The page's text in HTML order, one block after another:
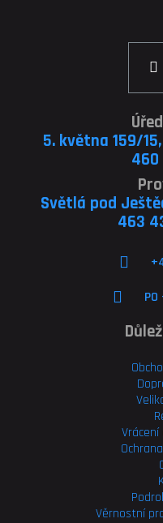
5. května 159/
460
Světlá pod
463
Věrnostní